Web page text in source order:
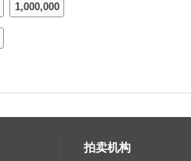
1,000,000
拍卖机构